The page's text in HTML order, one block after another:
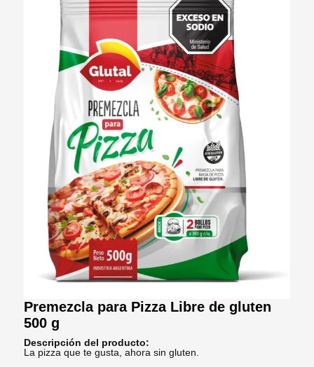
Premezcla para Pizza Libre de gluten
500 g
Descripción del producto:
La pizza que te gusta, ahora sin gluten.